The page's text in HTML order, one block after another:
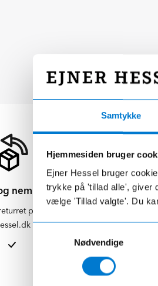
Samtykke
Hjemmesiden bruger
Ejner Hessel bruger
trykke på 'tillad alle', giver
vælge 'Tillad valgte'. Du
Nødvendige
nem retur
på varer købt på
er